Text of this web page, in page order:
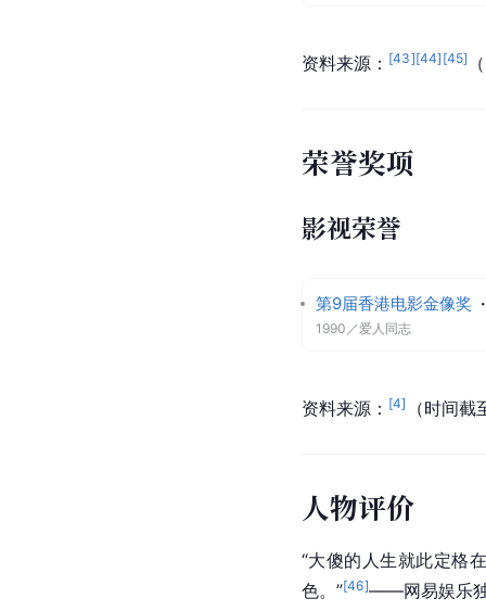
资料来源： [43][44] [45]
荣誉奖项
影视荣誉
第9届香港电影金像奖 ·
1990 ／爱人同志
资料来源： [4] （时间
人物评价
“大傻的人生就此定格
色。”[46]——网易娱乐